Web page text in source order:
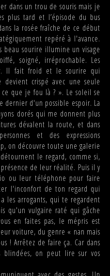
dans un trou de souris mais je
plus tard et l’épisode du bus
la rosée fraîche de ce début
repéré à l'avance.
beau sourire illumine un visage
soigné, irréprochable. Les
Il fait froid et le sourire qui
crispé avec une seule
que je fou là ? ». Le soleil se
dernier d'un possible espoir. La
dorés qui me donnent plus
dévalent la route, et dans
et des expressions
on découvre toute une galerie
le regard, comme si,
de leur réalité. Puis il y
ou leur téléphone pour faire
l'inconfort de ton regard qui
les arrogants, qui te regardent
qu'un vulgaire raté qui gâche
en faites pas, le mépris est
voiture, du genre « nan mais
! Arrêtez de faire ça. Car dans
blindées, on peut lire sur vos